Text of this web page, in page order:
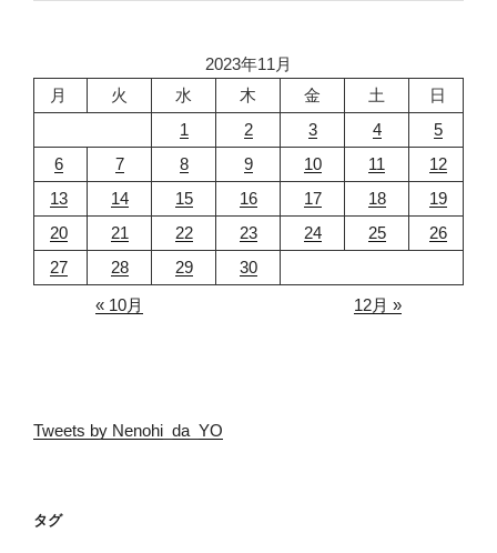
2023年11月
月
火 水 木 金 土
日
1
2 3 4
5
6
7 8 9 10 11
12
13
14 15 16 17 18
19
20
21 22 23 24 25
26
27
28 29
30
« 10月
12月 »
Tweets by Nenohi_da_YO
タグ